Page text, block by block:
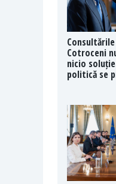
Cotroceni
nicio
politică se